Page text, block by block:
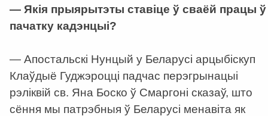
— Якія прыярытэты ставіце ў сваёй працы ў
пачатку кадэнцыі?
— Апостальскі Нунцый у Беларусі арцыбіскуп
Клаўдыё Гуджэроцці падчас перэгрынацыі
рэліквій св. Яна Боско ў Смаргоні сказаў, што
сёння мы патрэбныя ў Беларусі менавіта як